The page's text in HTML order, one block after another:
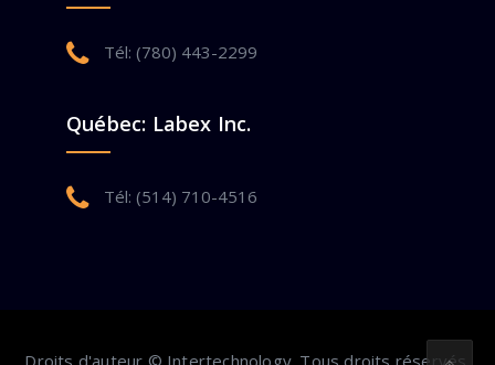
Tél: (780) 443-2299
Québec: Labex Inc.
Tél: (514) 710-4516